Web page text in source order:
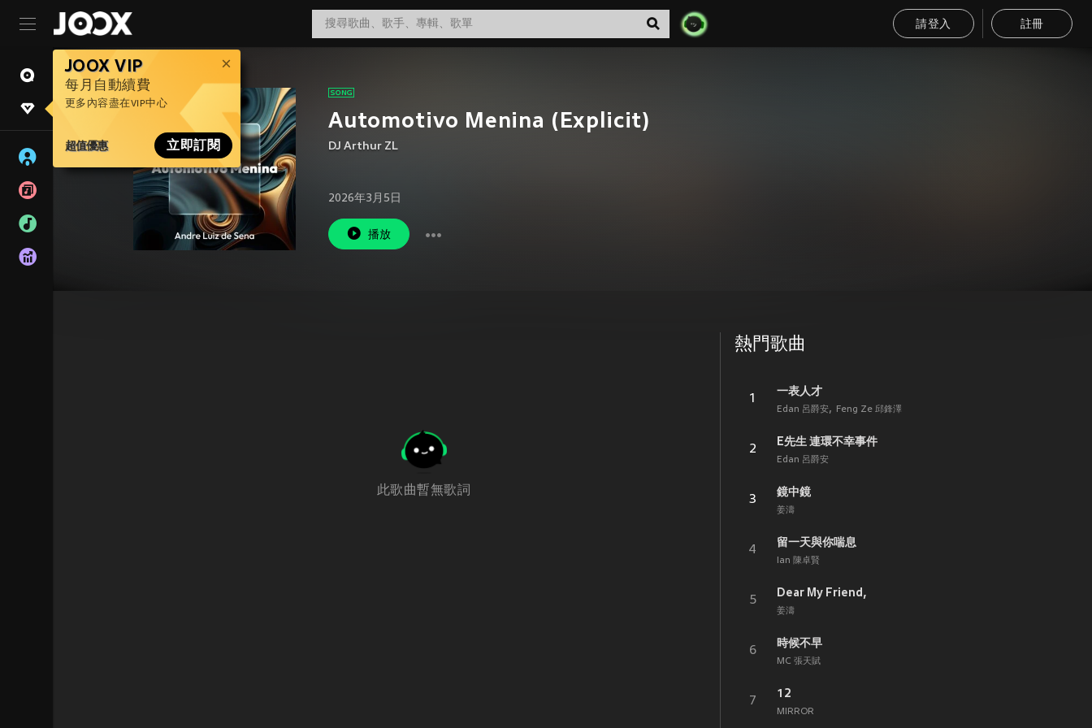
請登入 註冊
JOOX VIP
每月自動續費
更多內容盡在VIP中心
超值優惠 立即訂閱
Automotivo Menina (Explicit)
DJ Arthur ZL
2026年3月5日
播放
此歌曲暫無歌詞
熱門歌曲
1
一表人才
Edan 呂爵安 Feng Ze 邱鋒澤
2
E先生 連環不幸事件
Edan 呂爵安
3
鏡中鏡
姜濤
4
留一天與你喘息
Ian 陳卓賢
5
Dear My Friend,
姜濤
6
時候不早
MC 張天賦
7
12
MIRROR